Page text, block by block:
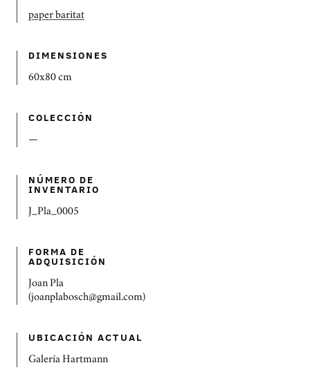
paper baritat
DIMENSIONES
60x80 cm
COLECCIÓN
—
NÚMERO DE
INVENTARIO
J_Pla_0005
FORMA DE
ADQUISICIÓN
Joan Pla
(joanplabosch@gmail.com)
UBICACIÓN ACTUAL
Galería Hartmann